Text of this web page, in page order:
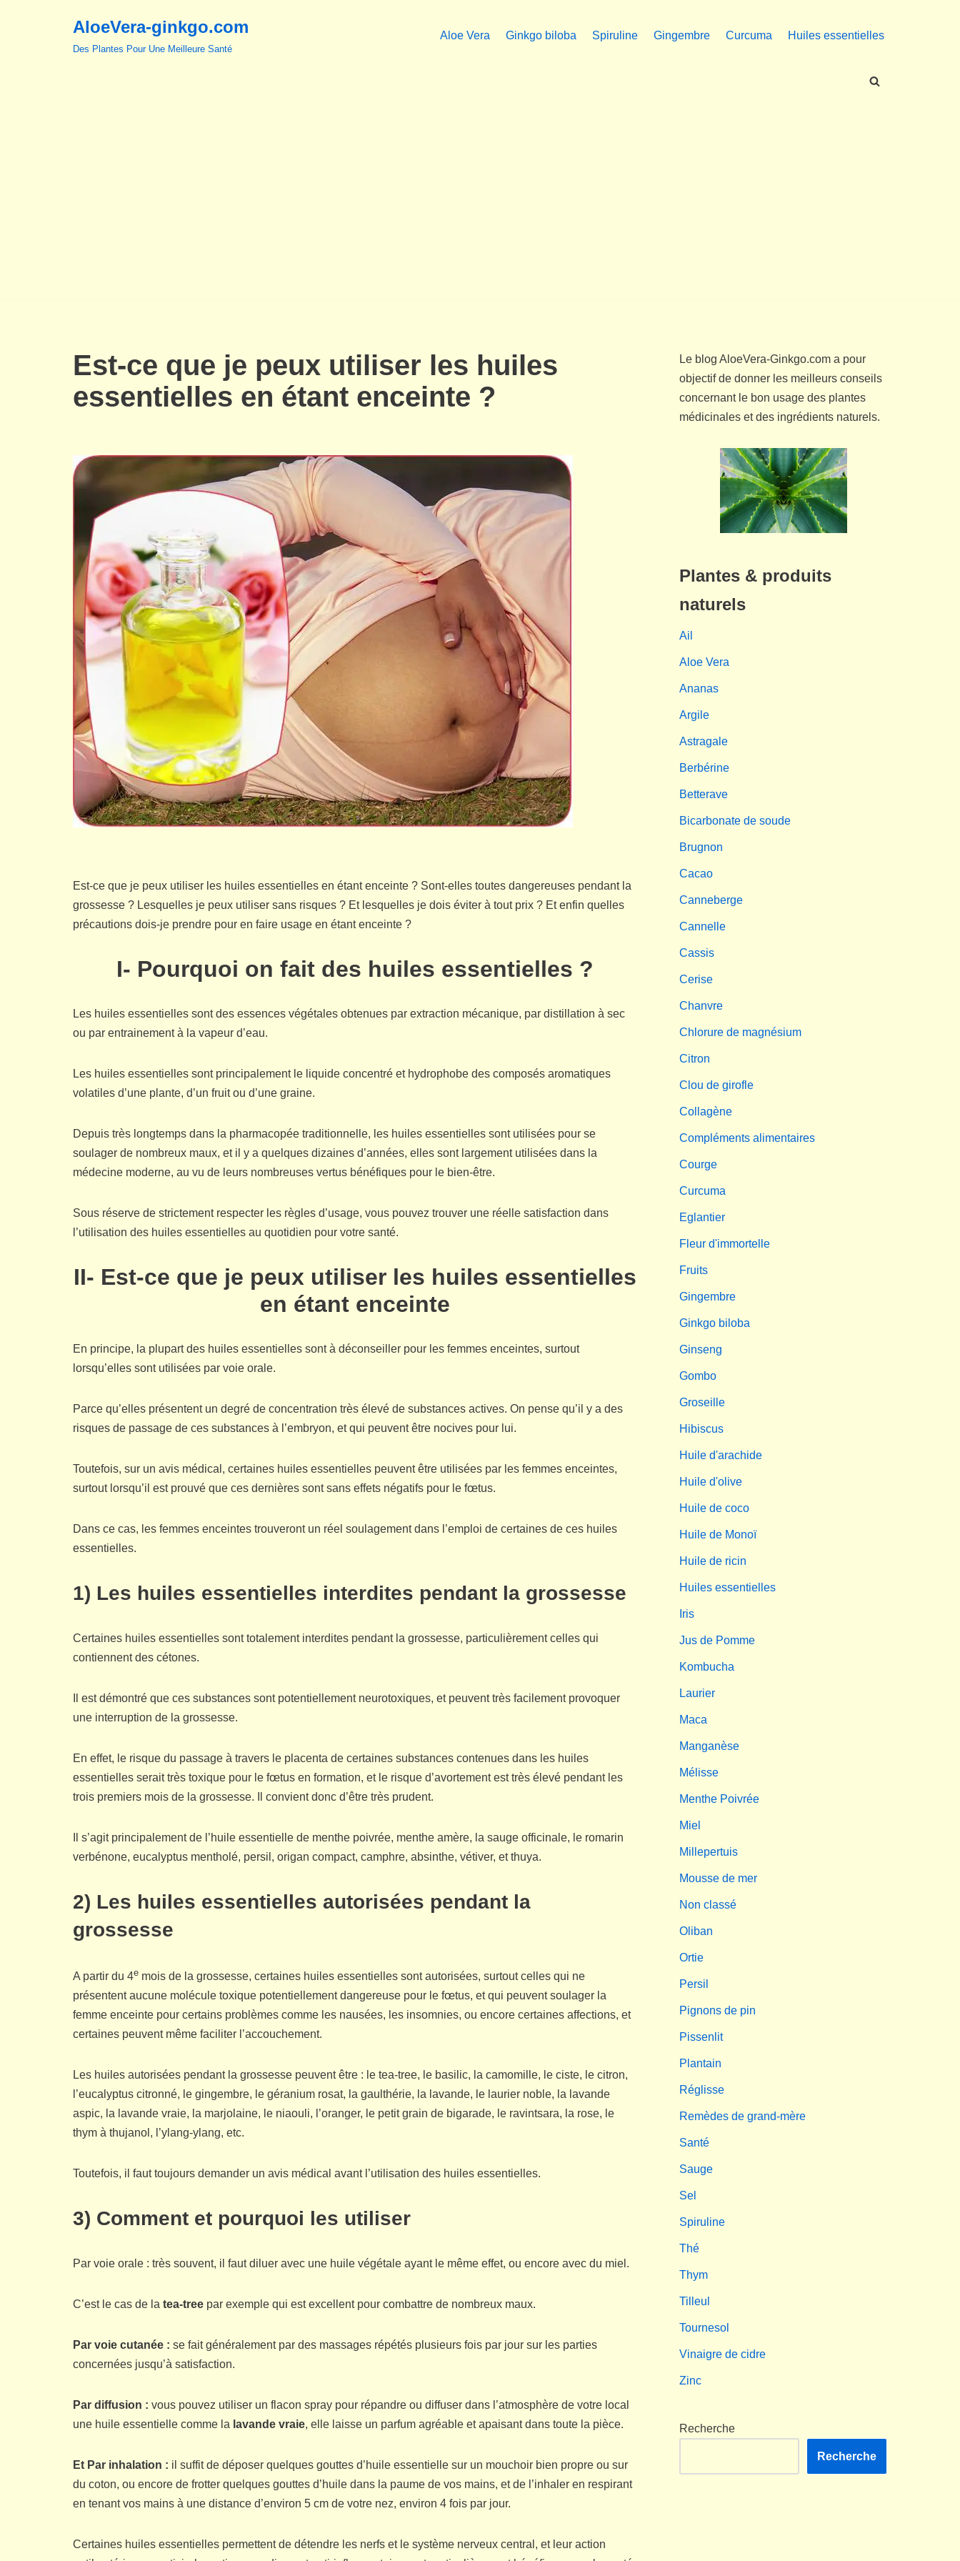
AloeVera-ginkgo.com
Des Plantes Pour Une Meilleure Santé
Aloe Vera Ginkgo biloba Spiruline Gingembre Curcuma Huiles essentielles
Est-ce que je peux utiliser les huiles
essentielles en étant enceinte ?
Est-ce que je peux utiliser les huiles essentielles en étant enceinte ? Sont-elles toutes dangereuses pendant la
grossesse ? Lesquelles je peux utiliser sans risques ? Et lesquelles je dois éviter à tout prix ? Et enfin quelles
précautions dois-je prendre pour en faire usage en étant enceinte ?
I- Pourquoi on fait des huiles essentielles ?
Les huiles essentielles sont des essences végétales obtenues par extraction mécanique, par distillation à sec
ou par entrainement à la vapeur d’eau.
Les huiles essentielles sont principalement le liquide concentré et hydrophobe des composés aromatiques
volatiles d’une plante, d’un fruit ou d’une graine.
Depuis très longtemps dans la pharmacopée traditionnelle, les huiles essentielles sont utilisées pour se
soulager de nombreux maux, et il y a quelques dizaines d’années, elles sont largement utilisées dans la
médecine moderne, au vu de leurs nombreuses vertus bénéfiques pour le bien-être.
Sous réserve de strictement respecter les règles d’usage, vous pouvez trouver une réelle satisfaction dans
l’utilisation des huiles essentielles au quotidien pour votre santé.
II- Est-ce que je peux utiliser les huiles essentielles
en étant enceinte
En principe, la plupart des huiles essentielles sont à déconseiller pour les femmes enceintes, surtout
lorsqu’elles sont utilisées par voie orale.
Parce qu’elles présentent un degré de concentration très élevé de substances actives. On pense qu’il y a des
risques de passage de ces substances à l’embryon, et qui peuvent être nocives pour lui.
Toutefois, sur un avis médical, certaines huiles essentielles peuvent être utilisées par les femmes enceintes,
surtout lorsqu’il est prouvé que ces dernières sont sans effets négatifs pour le fœtus.
Dans ce cas, les femmes enceintes trouveront un réel soulagement dans l’emploi de certaines de ces huiles
essentielles.
1) Les huiles essentielles interdites pendant la grossesse
Certaines huiles essentielles sont totalement interdites pendant la grossesse, particulièrement celles qui
contiennent des cétones.
Il est démontré que ces substances sont potentiellement neurotoxiques, et peuvent très facilement provoquer
une interruption de la grossesse.
En effet, le risque du passage à travers le placenta de certaines substances contenues dans les huiles
essentielles serait très toxique pour le fœtus en formation, et le risque d’avortement est très élevé pendant les
trois premiers mois de la grossesse. Il convient donc d’être très prudent.
Il s’agit principalement de l’huile essentielle de menthe poivrée, menthe amère, la sauge officinale, le romarin
verbénone, eucalyptus mentholé, persil, origan compact, camphre, absinthe, vétiver, et thuya.
2) Les huiles essentielles autorisées pendant la
grossesse
A partir du 4e mois de la grossesse, certaines huiles essentielles sont autorisées, surtout celles qui ne
présentent aucune molécule toxique potentiellement dangereuse pour le fœtus, et qui peuvent soulager la
femme enceinte pour certains problèmes comme les nausées, les insomnies, ou encore certaines affections, et
certaines peuvent même faciliter l’accouchement.
Les huiles autorisées pendant la grossesse peuvent être : le tea-tree, le basilic, la camomille, le ciste, le citron,
l’eucalyptus citronné, le gingembre, le géranium rosat, la gaulthérie, la lavande, le laurier noble, la lavande
aspic, la lavande vraie, la marjolaine, le niaouli, l’oranger, le petit grain de bigarade, le ravintsara, la rose, le
thym à thujanol, l’ylang-ylang, etc.
Toutefois, il faut toujours demander un avis médical avant l’utilisation des huiles essentielles.
3) Comment et pourquoi les utiliser
Par voie orale : très souvent, il faut diluer avec une huile végétale ayant le même effet, ou encore avec du miel.
C’est le cas de la tea-tree par exemple qui est excellent pour combattre de nombreux maux.
Par voie cutanée : se fait généralement par des massages répétés plusieurs fois par jour sur les parties
concernées jusqu’à satisfaction.
Par diffusion : vous pouvez utiliser un flacon spray pour répandre ou diffuser dans l’atmosphère de votre local
une huile essentielle comme la lavande vraie, elle laisse un parfum agréable et apaisant dans toute la pièce.
Et Par inhalation : il suffit de déposer quelques gouttes d’huile essentielle sur un mouchoir bien propre ou sur
du coton, ou encore de frotter quelques gouttes d’huile dans la paume de vos mains, et de l’inhaler en respirant
en tenant vos mains à une distance d’environ 5 cm de votre nez, environ 4 fois par jour.
Certaines huiles essentielles permettent de détendre les nerfs et le système nerveux central, et leur action
Le blog AloeVera-Ginkgo.com a pour
objectif de donner les meilleurs conseils
concernant le bon usage des plantes
médicinales et des ingrédients naturels.
Plantes & produits
naturels
Ail
Aloe Vera
Ananas
Argile
Astragale
Berbérine
Betterave
Bicarbonate de soude
Brugnon
Cacao
Canneberge
Cannelle
Cassis
Cerise
Chanvre
Chlorure de magnésium
Citron
Clou de girofle
Collagène
Compléments alimentaires
Courge
Curcuma
Eglantier
Fleur d'immortelle
Fruits
Gingembre
Ginkgo biloba
Ginseng
Gombo
Groseille
Hibiscus
Huile d'arachide
Huile d'olive
Huile de coco
Huile de Monoï
Huile de ricin
Huiles essentielles
Iris
Jus de Pomme
Kombucha
Laurier
Maca
Manganèse
Mélisse
Menthe Poivrée
Miel
Millepertuis
Mousse de mer
Non classé
Oliban
Ortie
Persil
Pignons de pin
Pissenlit
Plantain
Réglisse
Remèdes de grand-mère
Santé
Sauge
Sel
Spiruline
Thé
Thym
Tilleul
Tournesol
Vinaigre de cidre
Zinc
Recherche
Recherche